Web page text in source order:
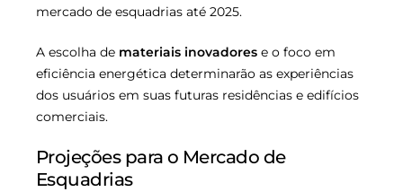
mercado de esquadrias até 2025.
A escolha de materiais inovadores e o foco em
eficiência energética determinarão as experiências
dos usuários em suas futuras residências e edifícios
comerciais.
Projeções para o Mercado de
Esquadrias